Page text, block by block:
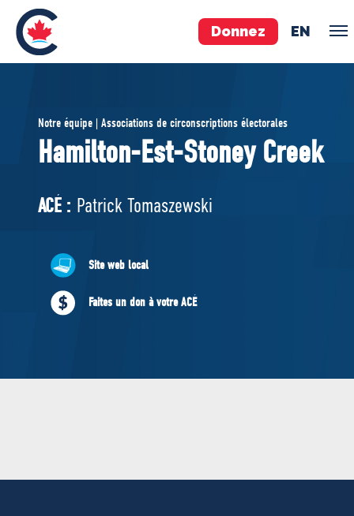
Donnez EN
ÉQUIPE
Pierre Poilievre
Vos députés conservateurs
Cabinet fantôme
Exécutif national
À PROPOS
Documents constitutifs
Notre équipe | Associations de circonscriptions électorales
Hamilton-Est-Stoney Creek
ACÉ : Patrick Tomaszewski
Site web local
Faites un don à votre ACÉ